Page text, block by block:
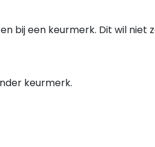
bij een keurmerk. Dit wil
keurmerk.